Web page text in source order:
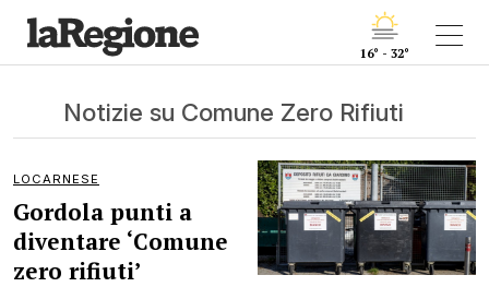
16° - 32°
Notizie su Comune Zero Rifiuti
LOCARNESE
Gordola punti a
diventare ‘Comune
zero rifiuti’